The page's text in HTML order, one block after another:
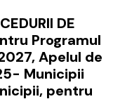
DE
Programul
Apelul de
Municipii
pentru